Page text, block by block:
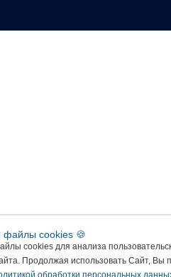
файлы cookies 🍪
cookies для анализа
Продолжая использовать Сайт, Вы
обработки персональных